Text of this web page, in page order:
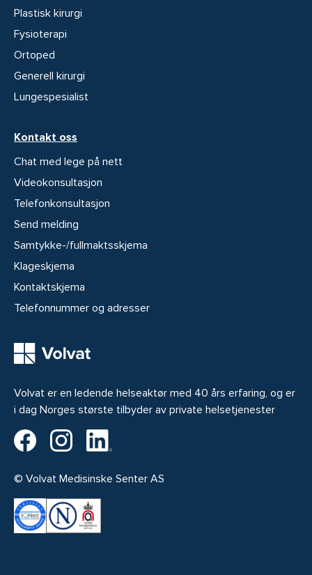
Volvat er en ledende helseaktør med 40 års erfaring, og er
i dag Norges største tilbyder av private helsetjenester
Volvat på Facebook
Volvat på Instagram
© Volvat Medisinske Senter AS
Plastisk kirurgi
Fysioterapi
Ortoped
Generell kirurgi
Lungespesialist
Kontakt oss
Chat med lege på nett
Videokonsultasjon
Telefonkonsultasjon
Send melding
Samtykke-/fullmaktsskjema
Klageskjema
Kontaktskjema
Telefonnummer og adresser